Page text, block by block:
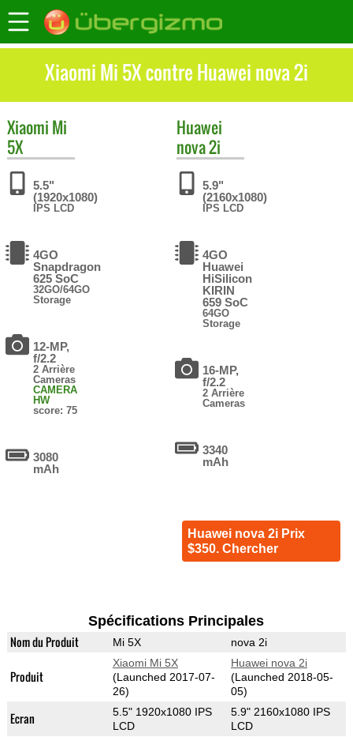
Xiaomi Mi 5X contre Huawei nova 2i
Xiaomi Mi
5X
5.5"
(1920x1080)
IPS LCD
4GO
Snapdragon
625 SoC
32GO/64GO
Storage
12-MP,
f/2.2
2 Arrière
Cameras
CAMERA
HW
score: 75
3080
mAh
Huawei
nova 2i
5.9"
(2160x1080)
IPS LCD
4GO
Huawei
HiSilicon
KIRIN
659 SoC
64GO
Storage
16-MP,
f/2.2
2 Arrière
Cameras
3340
mAh
Huawei nova 2i Prix
$350. Chercher
Spécifications Principales
Nom du Produit Mi 5X nova 2i
Produit
Xiaomi Mi 5X
(Launched 2017-07-
26)
Huawei nova 2i
(Launched 2018-05-
05)
Ecran
5.5" 1920x1080 IPS
LCD
5.9" 2160x1080 IPS
LCD